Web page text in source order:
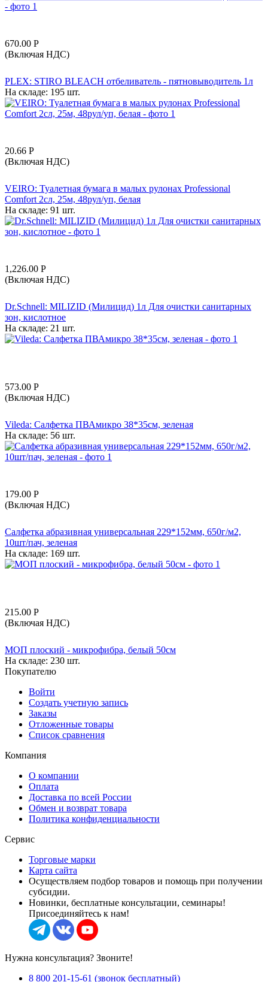
670.00 Р
(Включая НДС)
PLEX: STIRO BLEACH отбеливатель - пятновыводитель 1л
На складе: 195 шт.
20.66 Р
(Включая НДС)
VEIRO: Туалетная бумага в малых рулонах Professional
Comfort 2сл, 25м, 48рул/уп, белая
На складе: 91 шт.
1,226.00 Р
(Включая НДС)
Dr.Schnell: MILIZID (Милицид) 1л Для очистки санитарных
зон, кислотное
На складе: 21 шт.
573.00 Р
(Включая НДС)
Vileda: Салфетка ПВАмикро 38*35см, зеленая
На складе: 56 шт.
179.00 Р
(Включая НДС)
Салфетка абразивная универсальная 229*152мм, 650г/м2,
10шт/пач, зеленая
На складе: 169 шт.
215.00 Р
(Включая НДС)
МОП плоский - микрофибра, белый 50см
На складе: 230 шт.
Покупателю
Войти
Создать учетную запись
Заказы
Отложенные товары
Список сравнения
Компания
О компании
Оплата
Доставка по всей России
Обмен и возврат товара
Политика конфиденциальности
Сервис
Торговые марки
Карта сайта
Осуществляем подбор товаров и помощь при получении
субсидии.
Новинки, бесплатные консультации, семинары!
Присоединяйтесь к нам!
Нужна консультация? Звоните!
8 800 201-15-61 (звонок бесплатный)